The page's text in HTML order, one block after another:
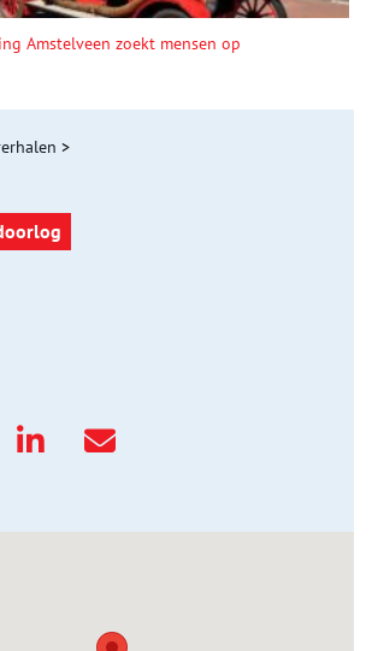
Amstelveen zoekt mensen op
>